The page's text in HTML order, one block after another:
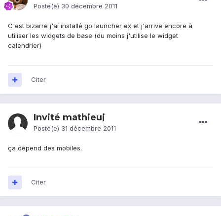
Posté(e) 30 décembre 2011
C'est bizarre j'ai installé go launcher ex et j'arrive encore à
utiliser les widgets de base (du moins j'utilise le widget
calendrier)
Citer
Invité mathieuj
Posté(e) 31 décembre 2011
ça dépend des mobiles.
Citer